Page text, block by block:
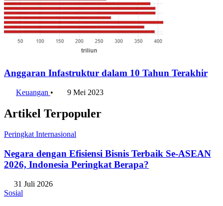
Anggaran Infastruktur dalam 10 Tahun Terakhir
Keuangan • 9 Mei 2023
Artikel Terpopuler
Peringkat Internasional
Negara dengan Efisiensi Bisnis Terbaik Se-ASEAN
2026, Indonesia Peringkat Berapa?
31 Juli 2026
Sosial